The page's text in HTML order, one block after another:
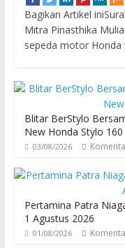
Bagikan Artikel
Mitra Pinasthika
sepeda motor Honda
Blitar BerStylo
New Honda Stylo 160
03/08/2026
Pertamina Patra
1 Agustus 2026
01/08/2026